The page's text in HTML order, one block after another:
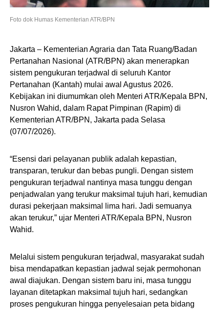
Foto dok Humas Kementerian ATR/BPN
Jakarta – Kementerian Agraria dan Tata Ruang/Badan
Pertanahan Nasional (ATR/BPN) akan menerapkan
sistem pengukuran terjadwal di seluruh Kantor
Pertanahan (Kantah) mulai awal Agustus 2026.
Kebijakan ini diumumkan oleh Menteri ATR/Kepala BPN,
Nusron Wahid, dalam Rapat Pimpinan (Rapim) di
Kementerian ATR/BPN, Jakarta pada Selasa
(07/07/2026).
“Esensi dari pelayanan publik adalah kepastian,
transparan, terukur dan bebas pungli. Dengan sistem
pengukuran terjadwal nantinya masa tunggu dengan
penjadwalan yang terukur maksimal tujuh hari, kemudian
durasi pekerjaan maksimal lima hari. Jadi semuanya
akan terukur,” ujar Menteri ATR/Kepala BPN, Nusron
Wahid.
Melalui sistem pengukuran terjadwal, masyarakat sudah
bisa mendapatkan kepastian jadwal sejak permohonan
awal diajukan. Dengan sistem baru ini, masa tunggu
layanan ditetapkan maksimal tujuh hari, sedangkan
proses pengukuran hingga penyelesaian peta bidang